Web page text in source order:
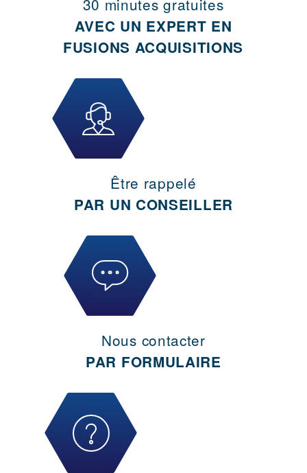
30 minutes gratuites
AVEC UN EXPERT EN
FUSIONS ACQUISITIONS
Être rappelé
PAR UN CONSEILLER
Nous contacter
PAR FORMULAIRE